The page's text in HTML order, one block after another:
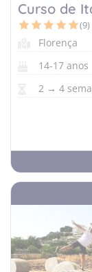
Encontra o
Responde a
Curso de
(9)
Florença
14-17 anos
2 → 4